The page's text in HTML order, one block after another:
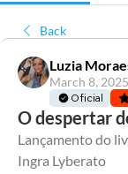
Back
Luzia
March 8, 2025
Oficial
O despertar
Lançamento do
Ingra Lyberato